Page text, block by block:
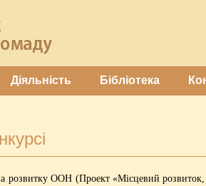
Діяльність Бібліотека
розвитку ООН (Проект «Місцевий